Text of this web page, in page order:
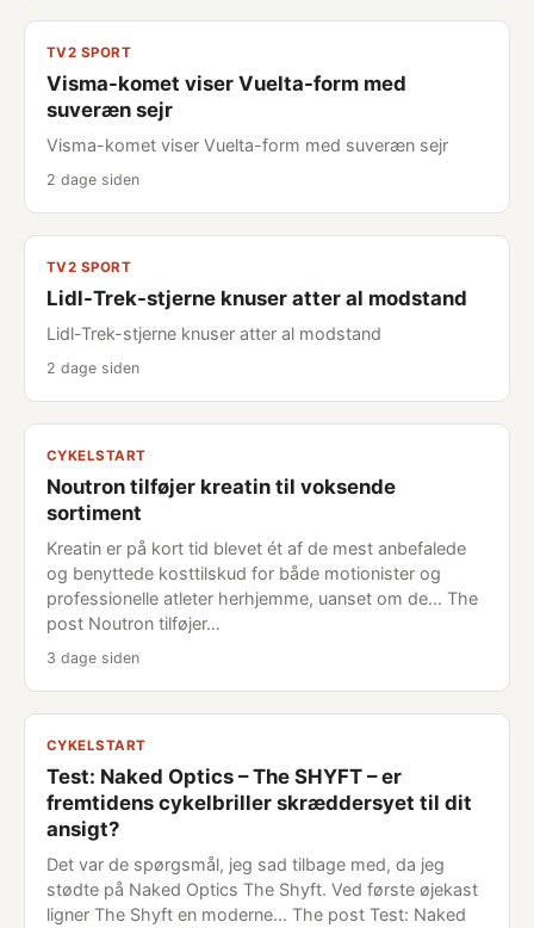
TV2 SPORT
Visma-komet viser Vuelta-form med
suveræn sejr
Visma-komet viser Vuelta-form med suveræn sejr
2 dage siden
TV2 SPORT
Lidl-Trek-stjerne knuser atter al modstand
Lidl-Trek-stjerne knuser atter al modstand
2 dage siden
CYKELSTART
Noutron tilføjer kreatin til voksende
sortiment
Kreatin er på kort tid blevet ét af de mest anbefalede
og benyttede kosttilskud for både motionister og
professionelle atleter herhjemme, uanset om de... The
post Noutron tilføjer…
3 dage siden
CYKELSTART
Test: Naked Optics – The SHYFT – er
fremtidens cykelbriller skræddersyet til dit
ansigt?
Det var de spørgsmål, jeg sad tilbage med, da jeg
stødte på Naked Optics The Shyft. Ved første øjekast
ligner The Shyft en moderne... The post Test: Naked